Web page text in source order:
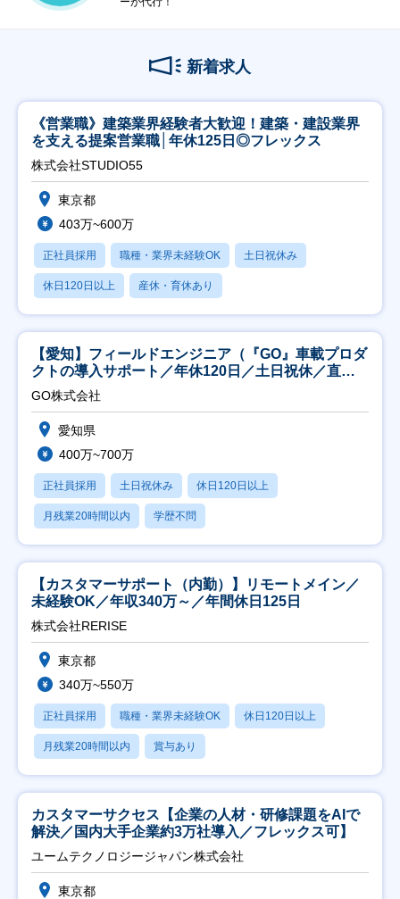
新着求人
《営業職》建築業界経験者大歓迎！建築・建設業界
を支える提案営業職│年休125日◎フレックス
株式会社STUDIO55
東京都
403万~600万
正社員採用 職種・業界未経験OK 土日祝休み
休日120日以上 産休・育休あり
【愛知】フィールドエンジニア（『GO』車載プロダ
クトの導入サポート／年休120日／土日祝休／直行
直帰
GO株式会社
愛知県
400万~700万
正社員採用 土日祝休み 休日120日以上
月残業20時間以内 学歴不問
【カスタマーサポート（内勤）】リモートメイン／
未経験OK／年収340万～／年間休日125日
株式会社RERISE
東京都
340万~550万
正社員採用 職種・業界未経験OK 休日120日以上
月残業20時間以内 賞与あり
カスタマーサクセス【企業の人材・研修課題をAIで
解決／国内大手企業約3万社導入／フレックス可】
ユームテクノロジージャパン株式会社
東京都